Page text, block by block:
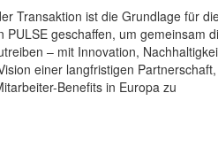
Transaktion ist die Grundlage für
geschaffen, um gemeinsam
– mit Innovation,
einer langfristigen Partnerschaft,
Benefits in Europa zu